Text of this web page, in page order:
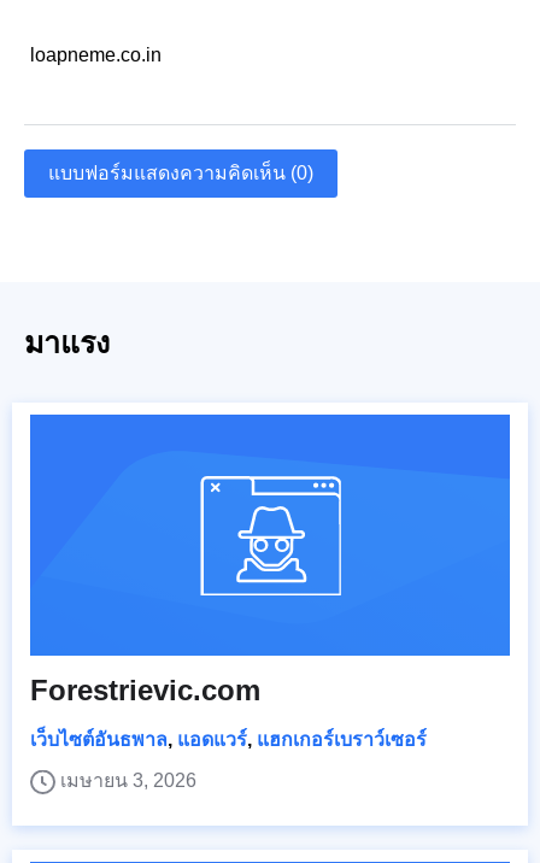
loapneme.co.in
แบบฟอร์มแสดงความคิดเห็น (0)
มาแรง
Forestrievic.com
เว็บไซต์อันธพาล, แอดแวร์, แฮกเกอร์เบราว์เซอร์
เมษายน 3, 2026